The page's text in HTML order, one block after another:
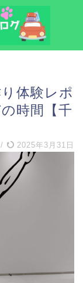
体験レポ
時間【千
/ 2025年3月31日